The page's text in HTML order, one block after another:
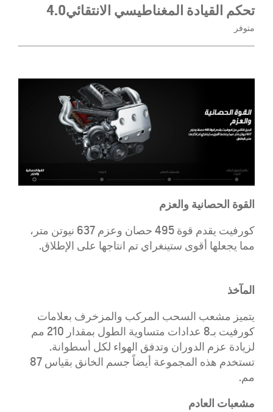
تحكم القيادة المغناطيسي الانتقائي4.0
متوفر
القوة الحصانية والعزم
كورفيت يقدم قوة 495 حصان وعزم 637 نيوتن متر،
مما يجعلها أقوى ستينغراي تم انتاجها على الإطلاق.
المآخذ
يتميز مشعب السحب المركب والمزخرف بعلامات
كورفيت بـ8 عدادات متساوية الطول بمقدار 210 مم
لزيادة عزم الدوران وتدفق الهواء لكل أسطوانة.
تستخدم هذه المجموعة أيضاً جسم الخانق بقياس 87
مم.
مشعبات العادم